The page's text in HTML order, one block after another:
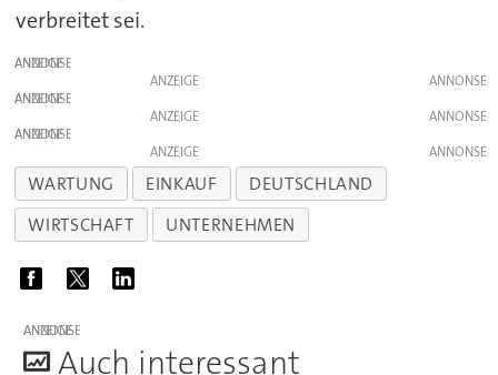
verbreitet sei.
ANZEIGE
ANZEIGE
ANZEIGE
ANZEIGE
ANZEIGE
ANZEIGE
WARTUNG EINKAUF
DEUTSCHLAND
WIRTSCHAFT
UNTERNEHMEN
ANZEIGE
Auch interessant